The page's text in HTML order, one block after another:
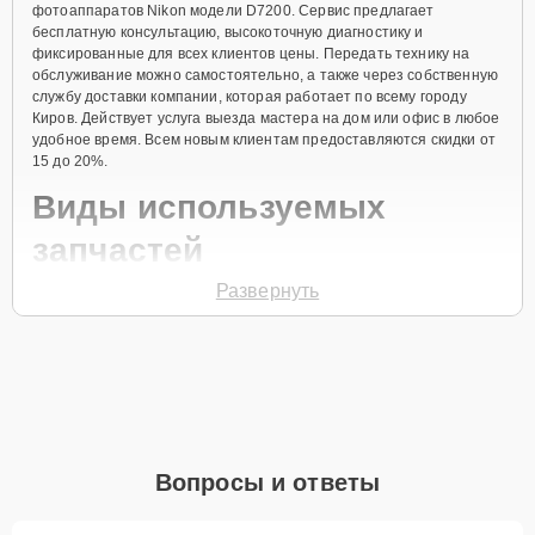
фотоаппаратов Nikon модели D7200. Сервис предлагает
бесплатную консультацию, высокоточную диагностику и
фиксированные для всех клиентов цены. Передать технику на
обслуживание можно самостоятельно, а также через собственную
службу доставки компании, которая работает по всему городу
Киров. Действует услуга выезда мастера на дом или офис в любое
удобное время. Всем новым клиентам предоставляются скидки от
15 до 20%.
Виды используемых
запчастей
Для ремонта фотоаппарата модели D7200 предлагаются как
активное использование устройства дольше
Развернуть
Вопросы и ответы